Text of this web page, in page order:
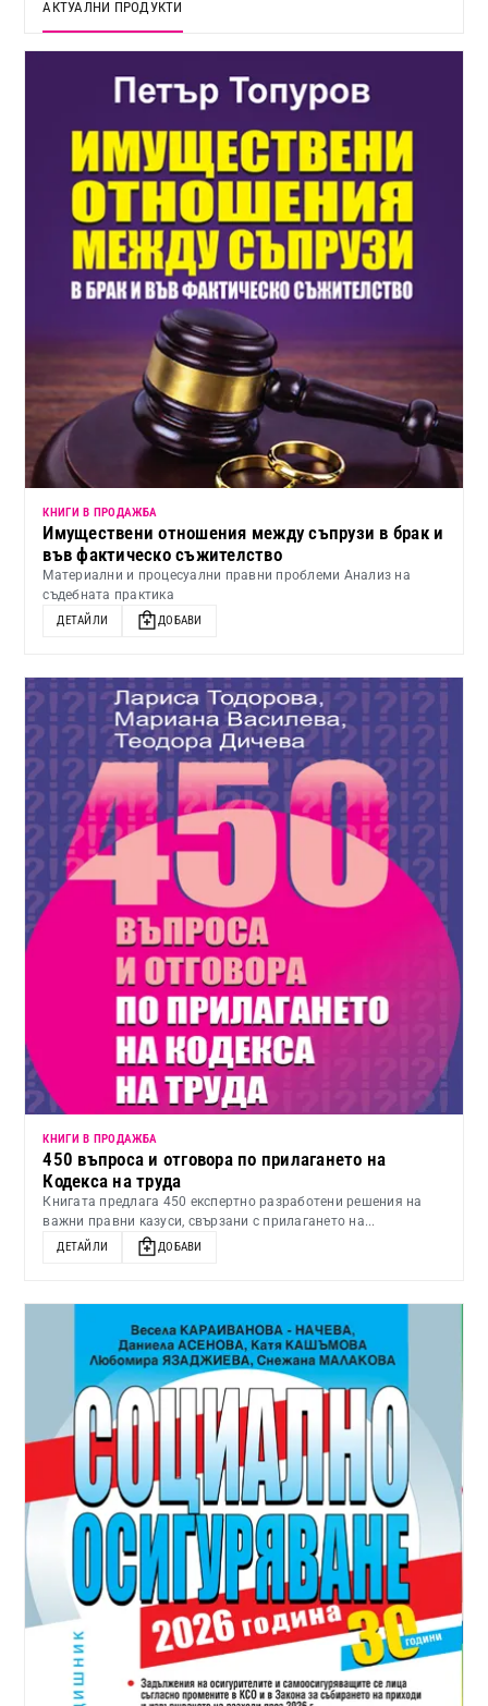
АКТУАЛНИ ПРОДУКТИ
КНИГИ В ПРОДАЖБА
Имуществени отношения между съпрузи в брак и
във фактическо съжителство
Материални и процесуални правни проблеми Анализ на
съдебната практика
ДЕТАЙЛИ ДОБАВИ
КНИГИ В ПРОДАЖБА
450 въпроса и отговора по прилагането на
Кодекса на труда
Книгата предлага 450 експертно разработени решения на
важни правни казуси, свързани с прилагането на...
ДЕТАЙЛИ ДОБАВИ